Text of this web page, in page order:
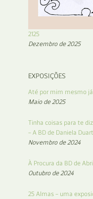
2125
Dezembro de 2025
EXPOSIÇÕES
Até por mim mesmo
Maio de 2025
Tinha coisas para te
– A BD de Daniela
Novembro de 2024
À Procura da BD de
Outubro de 2024
25 Almas – uma